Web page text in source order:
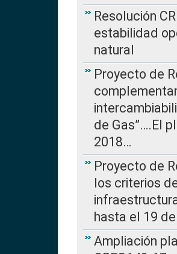
Resolución
estabilidad
natural
Proyecto de
de Gas”….El
2018…
Proyecto de
los criterios
hasta el 19
Ampliación